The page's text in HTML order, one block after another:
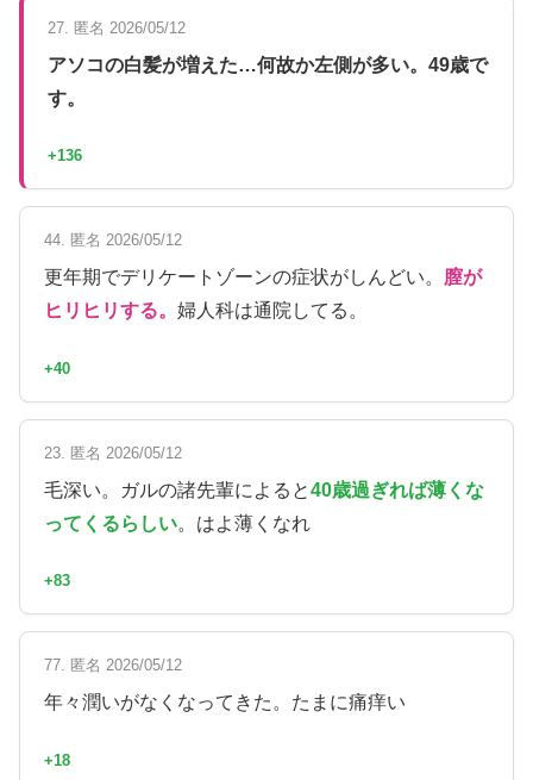
27. 匿名 2026/05/12
アソコの白髪が増えた…何故か左側が多い。49歳で
す。
+136
44. 匿名 2026/05/12
更年期でデリケートゾーンの症状がしんどい。 膣が
ヒリヒリする。 婦人科は通院してる。
+40
23. 匿名 2026/05/12
毛深い。ガルの諸先輩によると40歳過ぎれば薄くな
ってくるらしい。はよ薄くなれ
+83
77. 匿名 2026/05/12
年々潤いがなくなってきた。たまに痛痒い
+18